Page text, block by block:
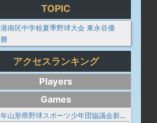
TOPIC
港南区中学校夏季野球大会 東永谷優
勝
アクセスランキング
Players
Games
2023年山形県野球スポーツ少年団協議会新庄最上支部春季交流大会